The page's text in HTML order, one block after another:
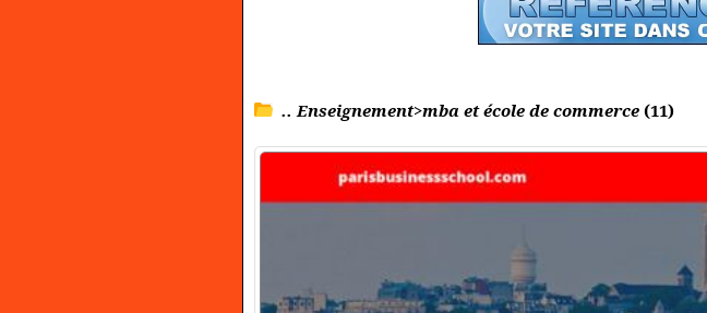
.. Enseignement>mba et école de commerce (11)